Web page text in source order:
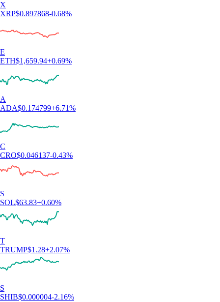
X
XRP$0.897868-0.68%
E
ETH$1,659.94+0.69%
A
ADA$0.174799+6.71%
C
CRO$0.046137-0.43%
S
SOL$63.83+0.60%
T
TRUMP$1.28+2.07%
S
SHIB$0.000004-2.16%